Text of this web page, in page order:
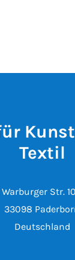
Textil
Warburger Str.
33098
Deutschland